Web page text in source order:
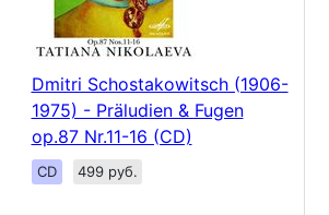
Dmitri Schostakowitsch (1906-
1975) - Präludien & Fugen
op.87 Nr.11-16 (CD)
CD 499 руб.